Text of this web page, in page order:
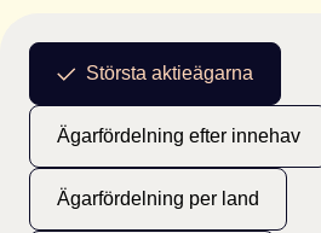
Största aktieägarna
Ägarfördelning efter innehav
Ägarfördelning per land